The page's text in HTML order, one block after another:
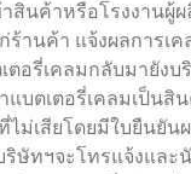
าสินค้าหรือโรงงานผู้
ร้านค้า แจ้งผลการเค
ตอรี่เคลมกลับมายังบ
แบตเตอรี่เคลมเป็นสิ
ไม่เสียโดยมีใบยืนยัน
ริษัทฯจะโทรแจ้งและ